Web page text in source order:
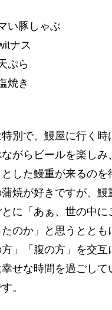
い豚しゃぶ
ナス
ぷら
焼き
別で、鰻屋に行く時
ながらビールを楽しみ
した鰻重が来るのを
焼が好きですが、鰻
に「あぁ、世の中に
のか」と思うととも
」「腹の方」を交互
せな時間を過ごして
。